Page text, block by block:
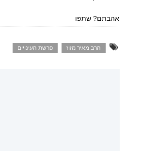
אהבתם? שתפו
הרב מאיר מזוז פרשת העינויים